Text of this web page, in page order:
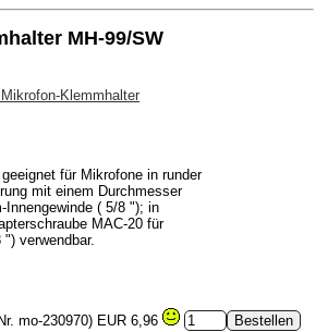
MH-99/SW
für Mikrofone in runder
mit einem Durchmesser
Innengewinde ( 5/8 "); in
MAC-20 für
verwendbar.
mo-230970) EUR 6,96